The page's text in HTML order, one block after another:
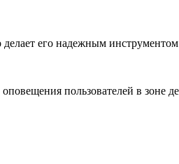
его надежным
пользователей в зоне